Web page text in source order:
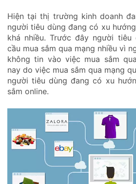
Hiện tại thị trường kinh doanh
người tiêu dùng đang có xu
khá nhiều. Trước đây người tiêu
cầu mua sắm qua mạng nhiều vì
không tin vào việc mua sắm
nay do việc mua sắm qua mạng
người tiêu dùng đang có xu
sắm online.